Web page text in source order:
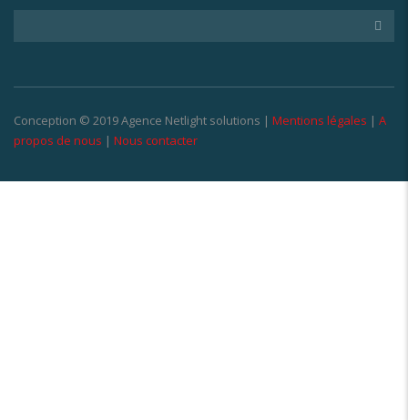
Conception © 2019 Agence Netlight solutions | Mentions légales | A
propos de nous | Nous contacter